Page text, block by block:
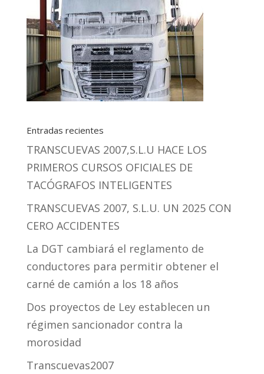
Entradas recientes
TRANSCUEVAS 2007,S.L.U HACE LOS
PRIMEROS CURSOS OFICIALES DE
TACÓGRAFOS INTELIGENTES
TRANSCUEVAS 2007, S.L.U. UN 2025 CON
CERO ACCIDENTES
La DGT cambiará el reglamento de
conductores para permitir obtener el
carné de camión a los 18 años
Dos proyectos de Ley establecen un
régimen sancionador contra la
morosidad
Transcuevas2007